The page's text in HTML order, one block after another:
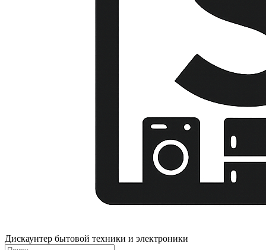
Дискаунтер бытовой техники и электроники